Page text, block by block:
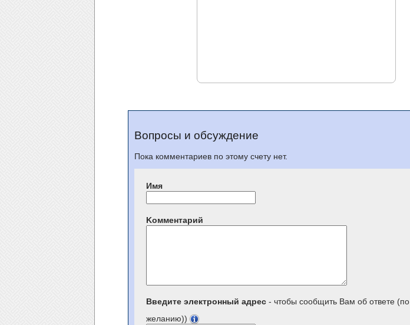
Вопросы и обсуждение
Пока комментариев по этому счету нет.
Имя
Kомментарий
Введите электронный адрес- чтобы сообщить Вам об ответе (по
желанию))